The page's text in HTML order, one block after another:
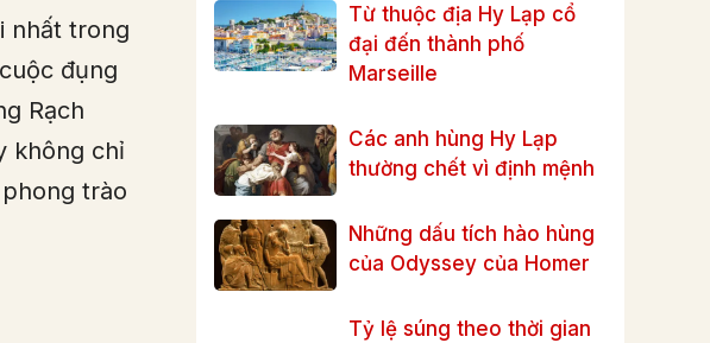
nhất trong
đụng
Rạch
không chỉ
trào
Từ thuộc địa Hy Lạp cổ
đại đến thành phố
Marseille
Các anh hùng Hy Lạp
thường chết vì định mệnh
Những dấu tích hào hùng
của Odyssey của Homer
Tỷ lệ súng theo thời gian